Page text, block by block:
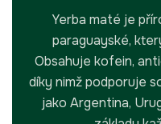
Yerba maté je
paraguayské,
Obsahuje kofein,
díky nimž podporuje
jako Argentina,